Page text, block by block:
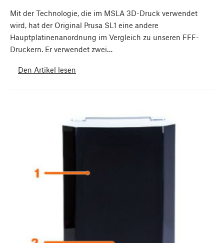
Mit der Technologie, die im MSLA 3D-Druck verwendet
wird, hat der Original Prusa SL1 eine andere
Hauptplatinenanordnung im Vergleich zu unseren FFF-
Druckern. Er verwendet zwei…
Den Artikel lesen